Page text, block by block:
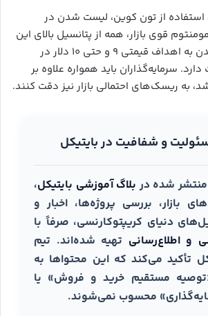
از تون کوین، لیست شدن در
قوی بازار، همه از پتانسیل بالای این
ارز دیجیتال برای رسیدن به اهداف قیمتی ۹ و حتی ۱۰ دلار در
سرمایه‌گذاران باید همواره علاوه بر
به ریسک‌های احتمالی بازار نیز دقت کنند.
و شفافیت در بایتیکل
شده در بلاگ آموزشی بایتیکل،
بازار، بررسی پروژه‌ها، اخبار و
دنیای کریپتوکارنسی، صرفاً با
و اطلاع‌رسانی تهیه شده‌اند. تیم
تأکید می‌کند که این محتواها به
مستقیم خرید و فروش» یا
محسوب نمی‌شوند.